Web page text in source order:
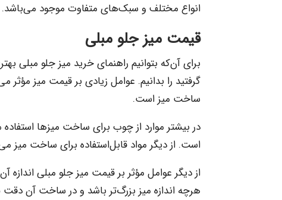
انواع مختلف و سبک‌های متفاوت موجود می‌باشد.
قیمت میز جلو مبلی
برای آن‌که بتوانیم راهنمای خرید میز جلو مبلی
گرفتید را بدانیم. عوامل زیادی بر قیمت میز
ساخت میز است.
در بیشتر موارد از چوب برای ساخت میزها
است. از دیگر مواد قابل‌استفاده برای ساخت میز
از دیگر عوامل مؤثر بر قیمت میز جلو مبلی
هرچه اندازه میز بزرگ‌تر باشد و در ساخت آن